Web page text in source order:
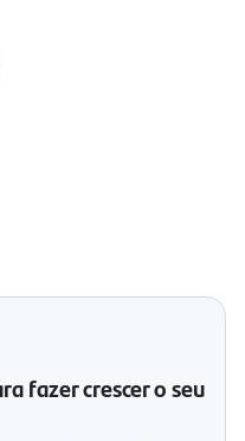
fazer crescer o seu